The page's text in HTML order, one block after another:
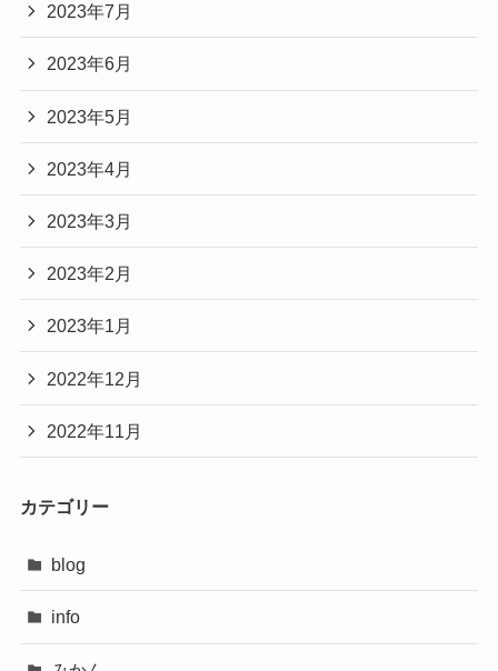
2023年7月
2023年6月
2023年5月
2023年4月
2023年3月
2023年2月
2023年1月
2022年12月
2022年11月
カテゴリー
blog
info